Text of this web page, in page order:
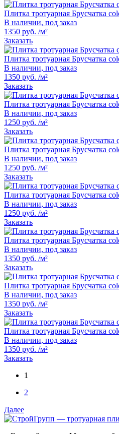
Плитка тротуарная Брусчатка
В наличии, под заказ
1350 руб. /м²
Заказать
Плитка тротуарная Брусчатка
В наличии, под заказ
1350 руб. /м²
Заказать
Плитка тротуарная Брусчатка
В наличии, под заказ
1250 руб. /м²
Заказать
Плитка тротуарная Брусчатка
В наличии, под заказ
1250 руб. /м²
Заказать
Плитка тротуарная Брусчатка
В наличии, под заказ
1250 руб. /м²
Заказать
Плитка тротуарная Брусчатка
В наличии, под заказ
1350 руб. /м²
Заказать
Плитка тротуарная Брусчатка
В наличии, под заказ
1350 руб. /м²
Заказать
Плитка тротуарная Брусчатка
В наличии, под заказ
1350 руб. /м²
Заказать
1
2
Далее